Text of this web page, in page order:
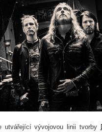
utvářející vývojovou linii tvorby